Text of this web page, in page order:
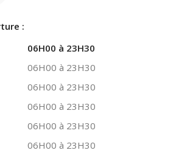
:
06H00 à 23H30
06H00 à 23H30
06H00 à 23H30
06H00 à 23H30
06H00 à 23H30
06H00 à 23H30